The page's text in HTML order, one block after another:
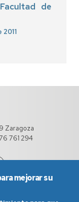
de
Zaragoza
761 294
mejorar su